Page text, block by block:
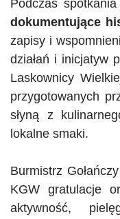
Podczas spotkania
dokumentujące
zapisy i
działań i inicjatyw
Laskownicy
przygotowanych
słyną z
lokalne smaki.
Burmistrz Gołańczy
KGW gratulacje
aktywność,